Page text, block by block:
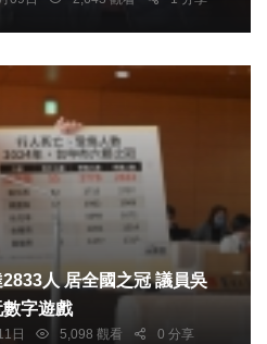
人 居全國之冠 議員吳
字遊戲
日 5,098 觀看 0 分享